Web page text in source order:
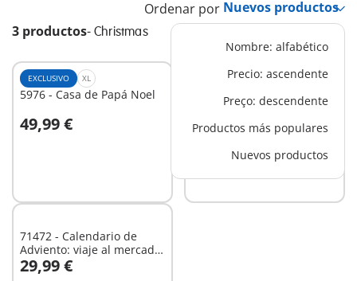
3 productos- Christmas
Ordenar por
Nombre: alfabético
Precio: ascendente
Preço: descendente
Productos más populares
Nuevos productos
EXCLUSIVO XL
5976 - Casa de Papá Noel
49,99 €
EXCLUSIVO XL
6629 - PLAYMOBIL XXL
Papá Noel
59,99 €
A la cesta
71472 - Calendario de
Adviento: viaje al mercado
navideño
29,99 €
A la cesta